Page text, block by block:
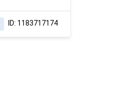
ID: 1183717174